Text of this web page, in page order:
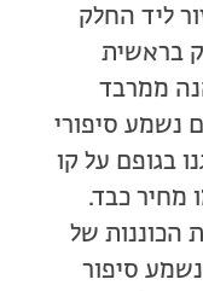
ליד החלק
בראשית
ממרבד
נשמע סיפורי
בגופם על קו
מחיר כבד.
כיתת הכוננות של
סיפור